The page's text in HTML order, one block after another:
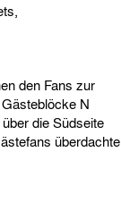
den Fans zur
N
die Südseite
überdachte